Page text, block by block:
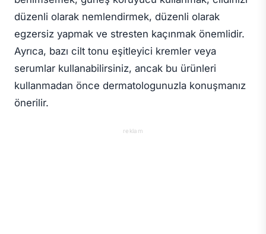
düzenli olarak nemlendirmek, düzenli olarak
egzersiz yapmak ve stresten kaçınmak önemlidir.
Ayrıca, bazı cilt tonu eşitleyici kremler veya
serumlar kullanabilirsiniz, ancak bu ürünleri
kullanmadan önce dermatologunuzla konuşmanız
önerilir.
reklam